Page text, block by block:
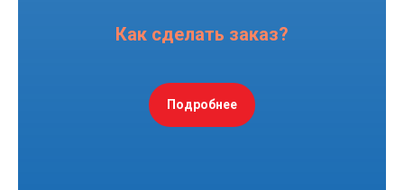
Как сделать заказ?
Подробнее